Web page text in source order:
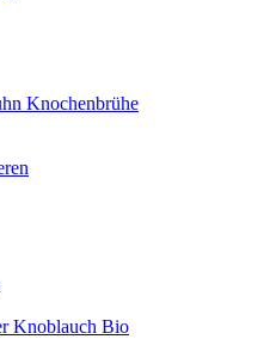
Knochenbrühe
Knoblauch Bio